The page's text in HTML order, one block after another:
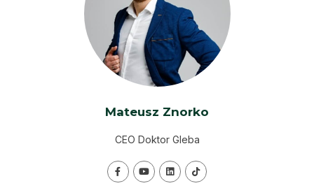
Mateusz Znorko
CEO Doktor Gleba